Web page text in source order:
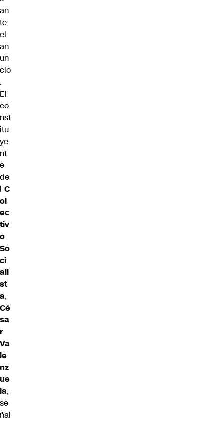
an
te
el
an
un
cio
.
El
co
nst
itu
ye
nt
e
de
l C
ol
ec
tiv
o
So
ci
ali
st
a,
Cé
sa
r
Va
le
nz
ue
la,
se
ñal